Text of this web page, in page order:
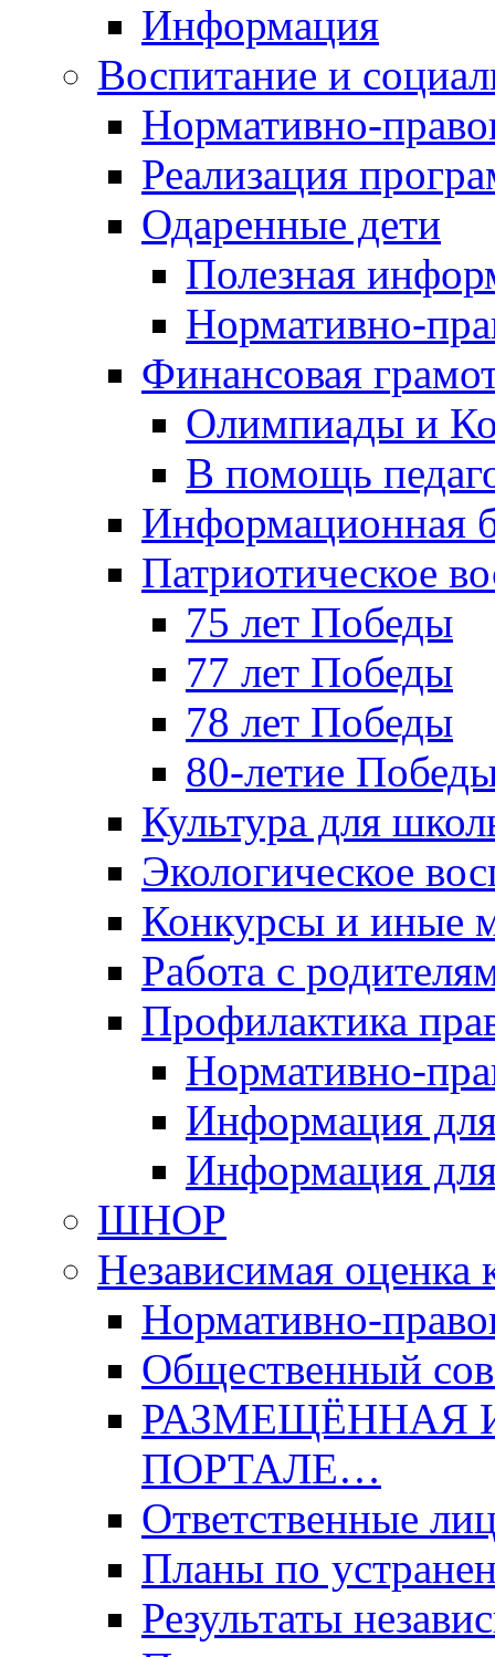
Информация
Воспитание и
Нормативно-
Реализация
Одаренные дети
Полезная
Нормативно-
Финансовая
Олимпиады и
В помощь
Информационная
Патриотическое
75 лет Победы
77 лет Победы
78 лет Победы
80-летие
Культура для
Экологическое
Конкурсы и иные
Работа с
Профилактика
Нормативно-
Информация для
Информация
ШНОР
Независимая оценка
Нормативно-
Общественный
РАЗМЕЩЁННАЯ
ПОРТАЛЕ…
Ответственные
Планы по
Результаты